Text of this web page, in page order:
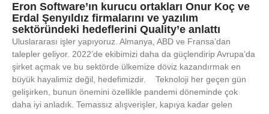
Eron Software’ın kurucu ortakları Onur Koç ve
Erdal Şenyıldız firmalarını ve yazılım
sektöründeki hedeflerini Quality’e anlattı
Uluslararası işler yapıyoruz. Almanya, ABD ve Fransa’dan
talepler geliyor. 2022’de ekibimizi daha da güçlendirip Avrupa’da
şirket açmak ve bu sektörde ülkemize döviz kazandırmak en
büyük hayalimiz değil, hedefimizdir. Teknoloji her geçen gün
gelişirken, bunun önemini özellikle pandemi döneminde çok
daha iyi anladık. Temassız alışverişler, kapıya kadar gelen